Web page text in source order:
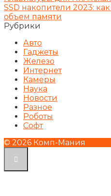
SSD накопители 2023:
объем памяти
Рубрики
Авто
Гаджеты
Железо
Интернет
Камеры
Наука
Новости
Разное
Роботы
Софт
© 2026 Комп-Мания